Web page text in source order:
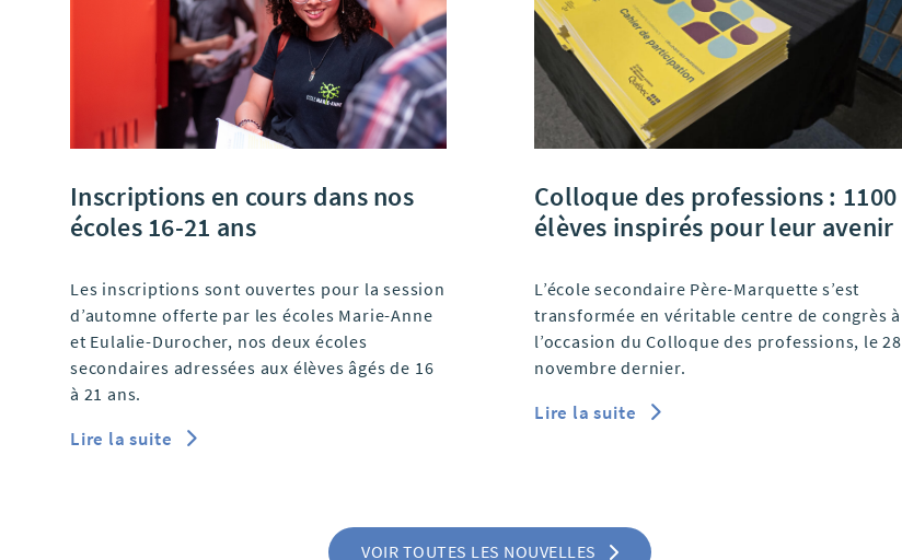
Inscriptions en cours dans nos
écoles 16-21 ans
Les inscriptions sont ouvertes pour la session
d’automne offerte par les écoles Marie-Anne
et Eulalie-Durocher, nos deux écoles
secondaires adressées aux élèves âgés de 16
à 21 ans.
Lire la suite
Colloque des professions : 1100
élèves inspirés pour leur avenir
L’école secondaire Père-Marquette s’est
transformée en véritable centre de congrès à
l’occasion du Colloque des professions, le 28
novembre dernier.
Lire la suite
VOIR TOUTES LES NOUVELLES